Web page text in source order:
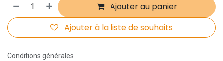
Ajouter au panier
Ajouter à la liste de souhaits
Conditions générales